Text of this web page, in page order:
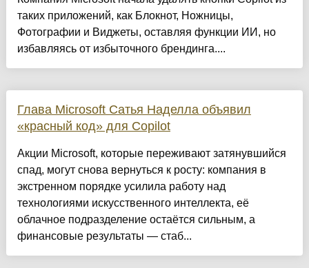
таких приложений, как Блокнот, Ножницы,
Фотографии и Виджеты, оставляя функции ИИ, но
избавляясь от избыточного брендинга....
Глава Microsoft Сатья Наделла объявил
«красный код» для Copilot
Акции Microsoft, которые переживают затянувшийся
спад, могут снова вернуться к росту: компания в
экстренном порядке усилила работу над
технологиями искусственного интеллекта, её
облачное подразделение остаётся сильным, а
финансовые результаты — стаб...